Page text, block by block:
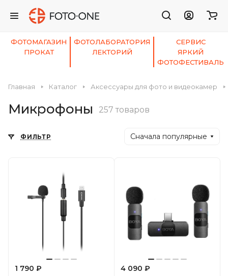
ФОТОМАГАЗИН ФОТОЛАБОРАТОРИЯ
СЕРВИС
ПРОКАТ
ЛЕКТОРИЙ
ЯРКИЙ
ФОТОФЕСТИВАЛЬ
Главная Каталог Аксессуары для фото и видеокамер
Микрофоны 257 товаров
ФИЛЬТР Сначала популярные
1 790 ₽
4 090 ₽